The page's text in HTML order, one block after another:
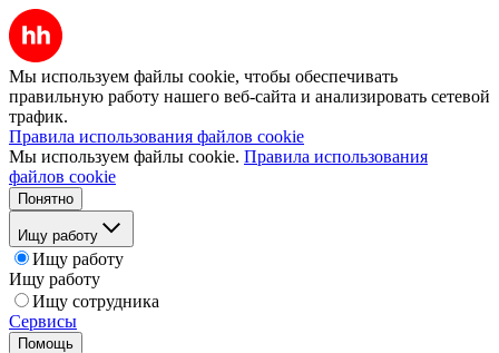
Мы используем файлы cookie, чтобы обеспечивать
правильную работу нашего веб-сайта и анализировать сетевой
трафик.
Правила использования файлов cookie
Мы используем файлы cookie. Правила использования
файлов cookie
Понятно
Ищу работу
Ищу работу
Ищу работу
Ищу сотрудника
Сервисы
Помощь